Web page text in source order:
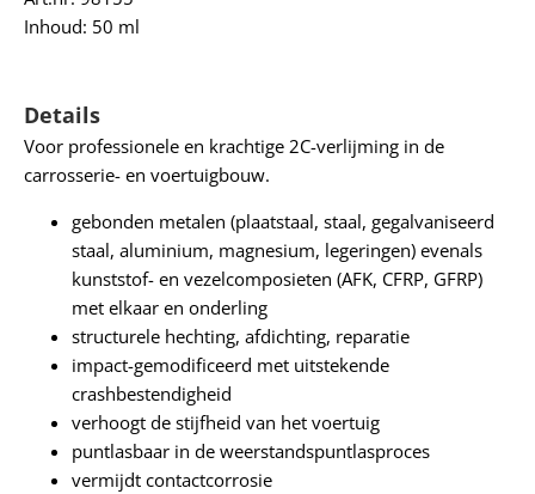
Inhoud: 50 ml
Details
Voor professionele en krachtige 2C-verlijming in de
carrosserie- en voertuigbouw.
gebonden metalen (plaatstaal, staal, gegalvaniseerd
staal, aluminium, magnesium, legeringen) evenals
kunststof- en vezelcomposieten (AFK, CFRP, GFRP)
met elkaar en onderling
structurele hechting, afdichting, reparatie
impact-gemodificeerd met uitstekende
crashbestendigheid
verhoogt de stijfheid van het voertuig
puntlasbaar in de weerstandspuntlasproces
vermijdt contactcorrosie